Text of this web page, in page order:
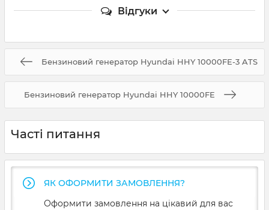
Відгуки
Бензиновий генератор Hyundai HHY 10000FE-3 ATS
Бензиновий генератор Hyundai HHY 10000FE
Часті питання
ЯК ОФОРМИТИ ЗАМОВЛЕННЯ?
Оформити замовлення на цікавий для вас